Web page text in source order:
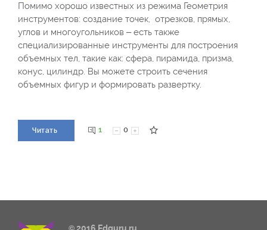
Помимо хорошо известных из режима Геометрия
инструментов: создание точек, отрезков, прямых,
углов и многоугольников – есть также
специализированные инструменты для построения
объемных тел, такие как: сфера, пирамида, призма,
конус, цилиндр. Вы можете строить сечения
объемных фигур и формировать развертку.
Читать 1 0